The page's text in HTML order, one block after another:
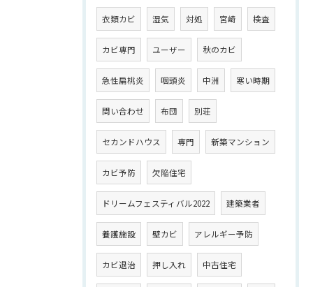
衣類カビ 湿気 対処 宮崎 検査
カビ専門 ユーザー 秋のカビ
急性扁桃炎 咽頭炎 中洲 寒い時期
問い合わせ 布団 別荘
セカンドハウス 専門 新築マンション
カビ予防 欠陥住宅
ドリームフェスティバル2022 建築業者
養護施設 壁カビ アレルギー予防
カビ退治 押し入れ 中古住宅